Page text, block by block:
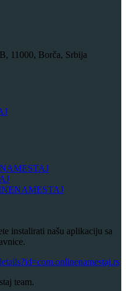
11000, Borča, Srbija
instalirati našu aplikaciju sa
team.